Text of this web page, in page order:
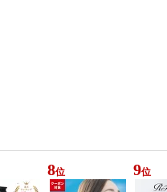
8位 9位